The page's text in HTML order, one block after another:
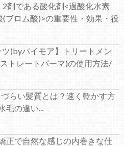
剤である酸化剤<過酸化水素
ブロム酸)>の重要性・効果・役
ツ)byパイモア】トリートメン
トレートパーマ)の使用方法/
づらい髪質とは？速く乾かす方
の違い...
正で自然な感じの内巻きな仕